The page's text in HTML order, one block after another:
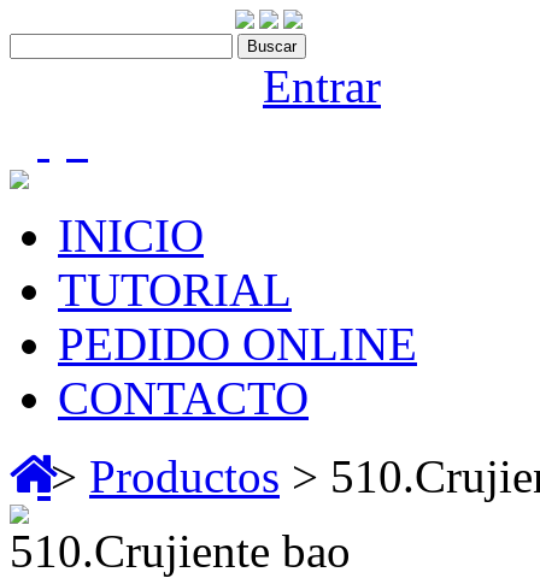
Entrar
INICIO
TUTORIAL
PEDIDO ONLINE
CONTACTO
> Productos >
510.Crujiente bao